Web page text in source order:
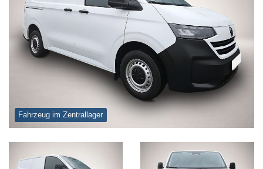
Fahrzeug im Zentrallager